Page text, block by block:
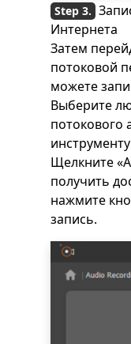
Интернета
Затем
потоковой
можете
Выберите
потокового
Щелкните
получить
нажмите
запись.